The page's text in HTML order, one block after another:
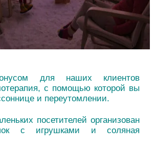
для наших клиентов
с помощью которой вы
и переутомлении.
посетителей организован
с игрушками и соляная